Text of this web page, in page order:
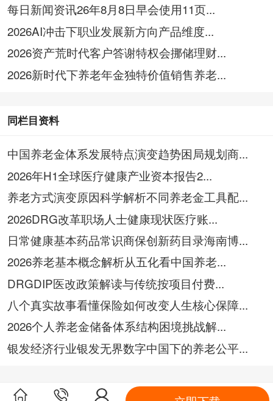
每日新闻资讯26年8月8日早会使用11页...
2026AI冲击下职业发展新方向产品维度...
2026资产荒时代客户答谢特权会挪储理财...
2026新时代下养老年金独特价值销售养老...
同栏目资料
中国养老金体系发展特点演变趋势困局规划商...
2026年H1全球医疗健康产业资本报告2...
养老方式演变原因科学解析不同养老金工具配...
2026DRG改革职场人士健康现状医疗账...
日常健康基本药品常识商保创新药目录海南博...
2026养老基本概念解析从五化看中国养老...
DRGDIP医改政策解读与传统按项目付费...
八个真实故事看懂保险如何改变人生核心保障...
2026个人养老金储备体系结构困境挑战解...
银发经济行业银发无界数字中国下的养老公平...